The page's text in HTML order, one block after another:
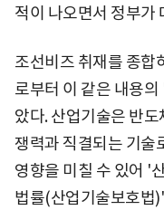
적이 나오면서 정부가
조선비즈 취재를 종합
로부터 이 같은 내용
았다. 산업기술은 반
쟁력과 직결되는 기술
영향을 미칠 수 있어 '
법률(산업기술보호법